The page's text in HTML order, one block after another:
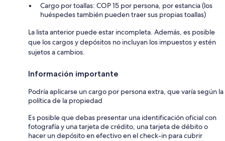
Cargo por toallas: COP 15 por persona, por estancia (los
huéspedes también pueden traer sus propias toallas)
La lista anterior puede estar incompleta. Además, es posible
que los cargos y depósitos no incluyan los impuestos y estén
sujetos a cambios.
Información importante
Podría aplicarse un cargo por persona extra, que varía según la
política de la propiedad
Es posible que debas presentar una identificación oficial con
fotografía y una tarjeta de crédito, una tarjeta de débito o
hacer un depósito en efectivo en el check-in para cubrir